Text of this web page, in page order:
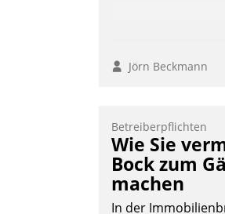
Jörn Beckmann
Betreiberpflichten
Wie Sie
Bock zum
machen
In der